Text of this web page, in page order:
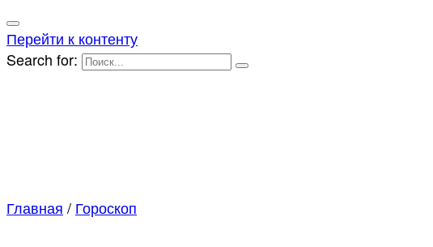
Перейти к контенту
Search for:
Главная / Гороскоп